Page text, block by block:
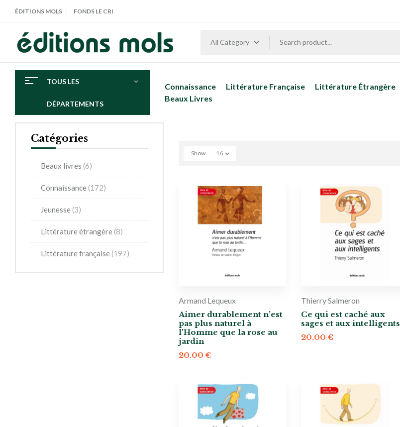
ÉDITIONS MOLS FONDS LE CRI
All Category
TOUS LES
DÉPARTEMENTS
Connaissance Littérature Française
Littérature Étrangère
Beaux Livres
Catégories
Beaux livres (6)
Connaissance (172)
Jeunesse (3)
Littérature étrangère (8)
Littérature française (197)
Show 16
Armand Lequeux
Aimer durablement n’est
pas plus naturel à
l’Homme que la rose au
jardin
20.00 €
Thierry Salmeron
Ce qui est caché aux
sages et aux intelligents
20.00 €